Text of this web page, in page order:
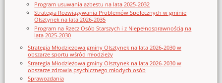
Program usuwania azbestu na lata 2025-2032
Strategia Rozwiązywania Problemów Społecznych w gminie
Olsztynek na lata 2026-2035
Program na Rzecz Osób Starszych i z Niepełnosprawnością na
lata 2025-2030
Strategia Młodzieżowa gminy Olsztynek na lata 2026-2030 w
obszarze sportu wśród młodzieży
Strategia Młodzieżowa gminy Olsztynek na lata 2026-2030 w
obszarze zdrowia psychicznego młodych osób
Sprawozdania